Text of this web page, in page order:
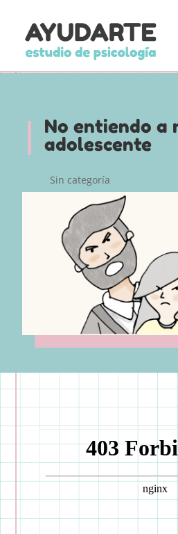
No entiendo a
adolescente
Sin categoría